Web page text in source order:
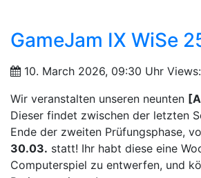
GameJam IX WiSe
10. March 2026, 09:30 Uhr
Wir veranstalten unseren neunten
Dieser findet zwischen der letzten
Ende der zweiten Prüfungsphase,
30.03. statt! Ihr habt diese eine
Computerspiel zu entwerfen, und